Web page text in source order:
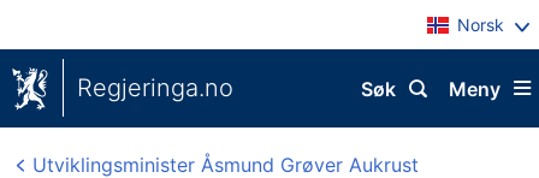
Norsk
Regjeringa.no Meny
Søk
Utviklingsminister Åsmund Grøver Aukrust